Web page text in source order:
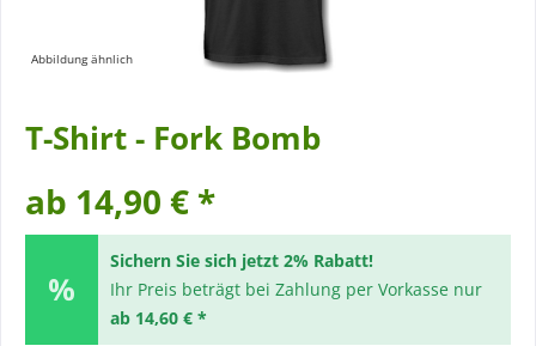
Abbildung ähnlich
T-Shirt - Fork Bomb
ab 14,90 € *
Sichern Sie sich jetzt 2% Rabatt!
Ihr Preis beträgt bei Zahlung per Vorkasse nur
ab 14,60 € *